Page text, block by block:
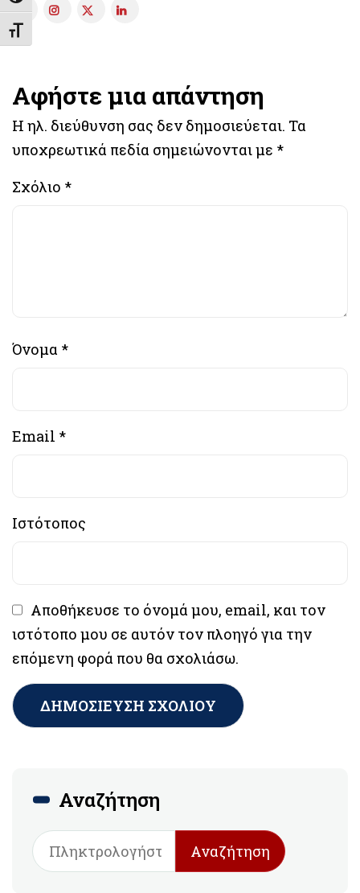
Εναλλαγή Μεγέθους Γραμμάτων
Αφήστε μια απάντηση
Η ηλ. διεύθυνση σας δεν δημοσιεύεται. Τα
υποχρεωτικά πεδία σημειώνονται με *
Σχόλιο *
Όνομα *
Email *
Ιστότοπος
Αποθήκευσε το όνομά μου, email, και τον
ιστότοπο μου σε αυτόν τον πλοηγό για την
επόμενη φορά που θα σχολιάσω.
Αναζήτηση
Αναζήτηση